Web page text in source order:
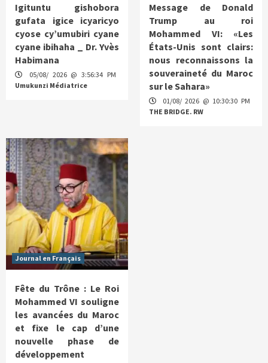
Igituntu gishobora
gufata igice icyaricyo
cyose cy’umubiri cyane
cyane ibihaha _ Dr. Yvès
Habimana
05/08/ 2026 @ 3:56:34 PM
Umukunzi Médiatrice
Message de Donald
Trump au roi
Mohammed VI: «Les
États-Unis sont clairs:
nous reconnaissons la
souveraineté du Maroc
sur le Sahara»
01/08/ 2026 @ 10:30:30 PM
THE BRIDGE. RW
Journal en Français
Fête du Trône : Le Roi
Mohammed VI souligne
les avancées du Maroc
et fixe le cap d’une
nouvelle phase de
développement